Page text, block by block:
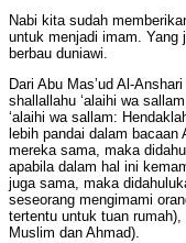
Nabi kita sudah
untuk menjadi imam. Yang
berbau duniawi.
Dari Abu Mas’ud Al-
shallallahu ‘alaihi wa
‘alaihi wa sallam:
lebih pandai dalam bacaan
mereka sama, maka
apabila dalam hal ini
juga sama, maka
seseorang mengimami
tertentu untuk tuan
Muslim dan Ahmad).